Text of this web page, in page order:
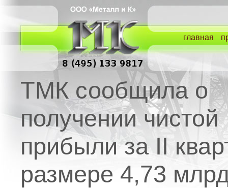
главная
ТМК сообщила о
получении чистой
прибыли за II
размере 4,73